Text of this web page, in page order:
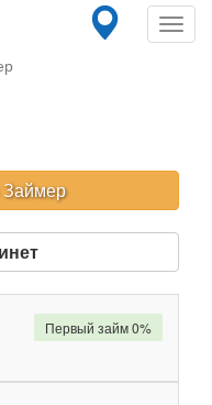
Займер
Первый займ 0%